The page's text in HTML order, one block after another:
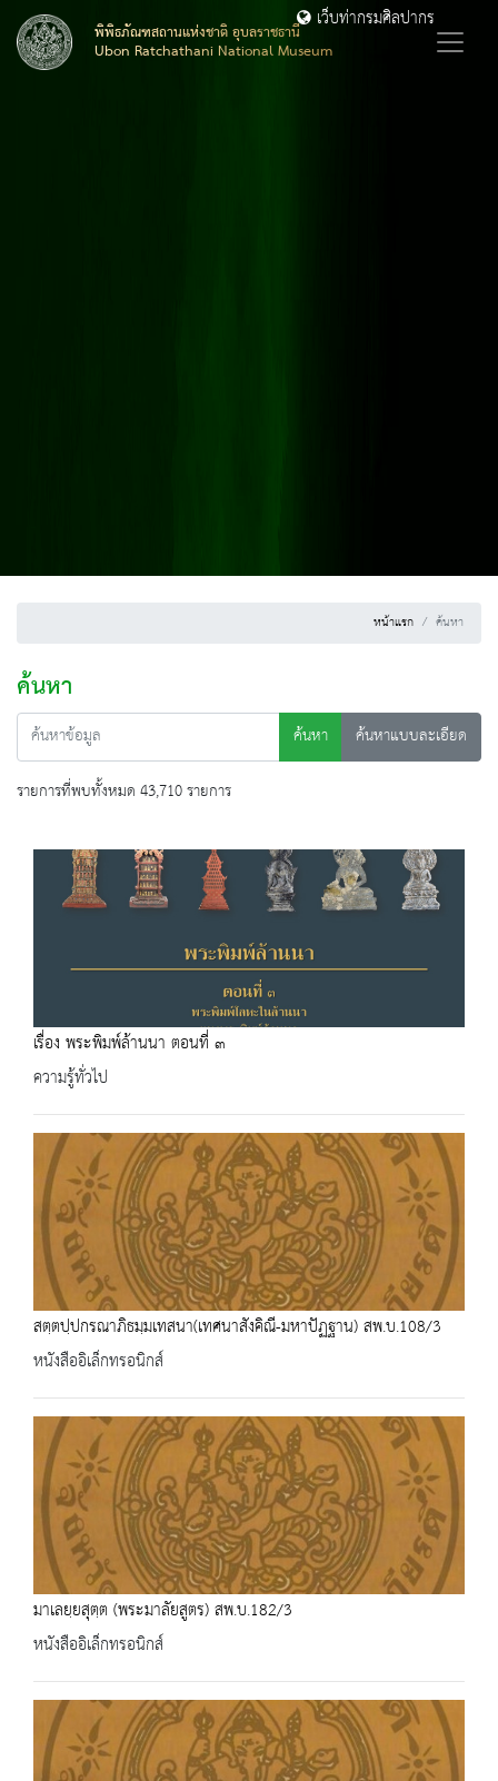
พิพิธภัณฑสถานแห่งชาติ อุบลราชธานี
Ubon Ratchathani National Museum
เว็บท่ากรมศิลปากร
หน้าแรก ค้นหา
ค้นหา
ค้นหา
ค้นหาแบบละเอียด
รายการที่พบทั้งหมด 43,710 รายการ
เรื่อง พระพิมพ์ล้านนา ตอนที่ ๓
ความรู้ทั่วไป
สตฺตปฺปกรณาภิธมฺมเทสนา(เทศนาสังคิณี-มหาปัฏฐาน) สพ.บ.108/3
หนังสืออิเล็กทรอนิกส์
มาเลยฺยสุตฺต (พระมาลัยสูตร) สพ.บ.182/3
หนังสืออิเล็กทรอนิกส์